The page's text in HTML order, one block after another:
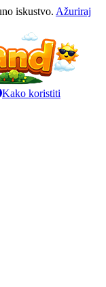
iskustvo. Ažuriraj
Kako koristiti